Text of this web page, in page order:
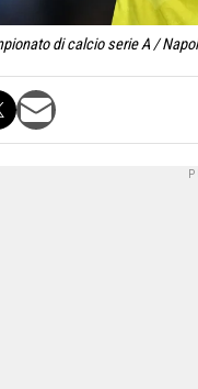
di calcio serie A /